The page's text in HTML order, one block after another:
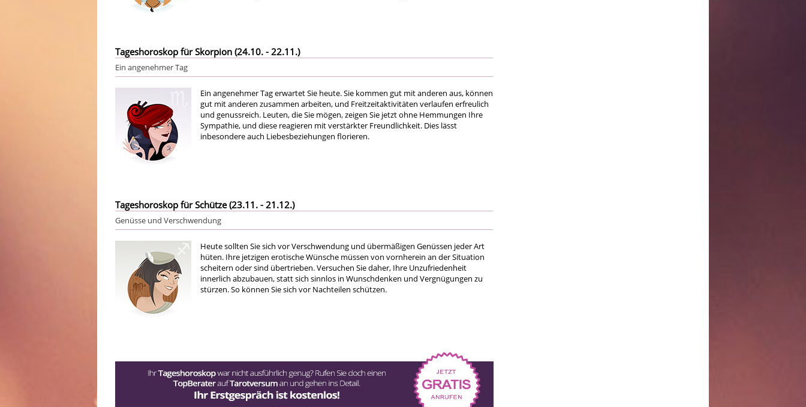
Tageshoroskop für Skorpion (24.10. - 22.11.)
Ein angenehmer Tag
Ein angenehmer Tag erwartet Sie heute. Sie kommen gut mit anderen aus, können
gut mit anderen zusammen arbeiten, und Freitzeitaktivitäten verlaufen erfreulich
und genussreich. Leuten, die Sie mögen, zeigen Sie jetzt ohne Hemmungen Ihre
Sympathie, und diese reagieren mit verstärkter Freundlichkeit. Dies lässt
inbesondere auch Liebesbeziehungen florieren.
Tageshoroskop für Schütze (23.11. - 21.12.)
Genüsse und Verschwendung
Heute sollten Sie sich vor Verschwendung und übermäßigen Genüssen jeder Art
hüten. Ihre jetzigen erotische Wünsche müssen von vornherein an der Situation
scheitern oder sind übertrieben. Versuchen Sie daher, Ihre Unzufriedenheit
innerlich abzubauen, statt sich sinnlos in Wunschdenken und Vergnügungen zu
stürzen. So können Sie sich vor Nachteilen schützen.